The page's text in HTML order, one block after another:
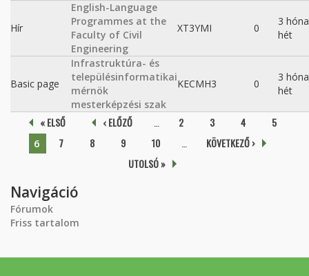
Hír
English-Language
Programmes at the
Faculty of Civil
Engineering
XT3YMI 0
3
hét
Basic page
Infrastruktúra- és
településinformatikai
mérnök
mesterképzési szak
KECMH3 0
3
hét
Oldalak
« ELSŐ ‹ ELŐZŐ 2 3 4 5
6 7 8 9 10
KÖVETKEZŐ ›
UTOLSÓ »
Navigáció
Fórumok
Friss tartalom